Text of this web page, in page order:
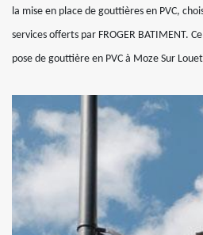
la mise en place de gouttières en PVC,
services offerts par FROGER BATIMENT.
pose de gouttière en PVC à Moze Sur